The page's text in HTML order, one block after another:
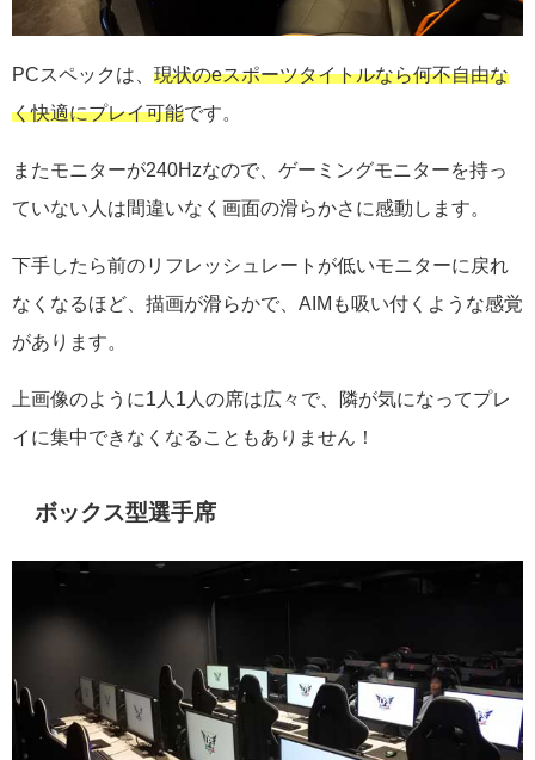
PCスペックは、 現状のeスポーツタイトルなら何不自由な
く快適にプレイ可能です。
またモニターが240Hzなので、ゲーミングモニターを持っ
ていない人は間違いなく画面の滑らかさに感動します。
下手したら前のリフレッシュレートが低いモニターに戻れ
なくなるほど、描画が滑らかで、AIMも吸い付くような感覚
があります。
上画像のように1人1人の席は広々で、隣が気になってプレ
イに集中できなくなることもありません！
ボックス型選手席